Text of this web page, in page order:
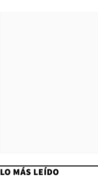
LO MÁS LEÍDO